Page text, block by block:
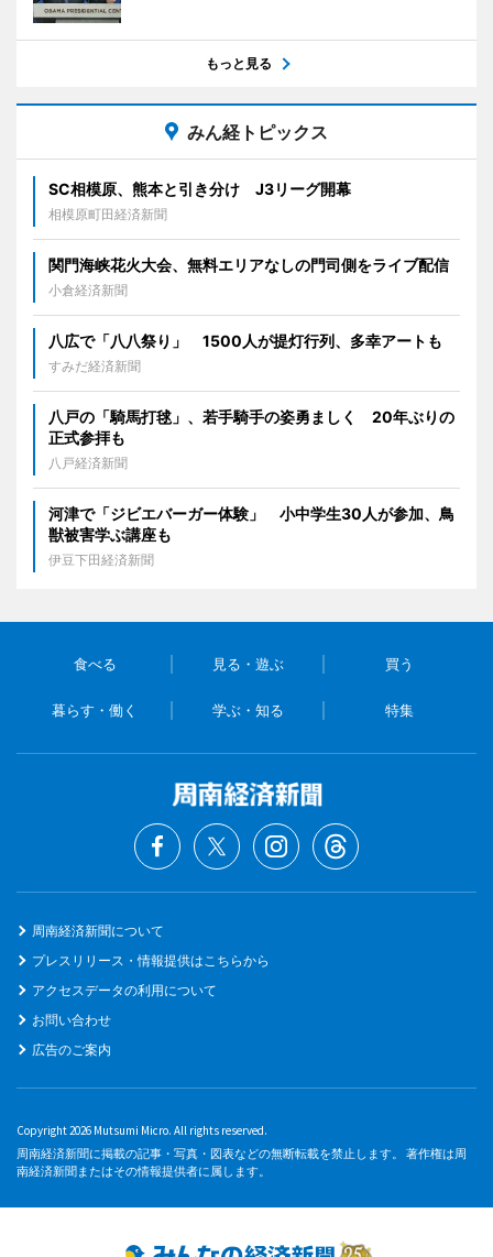
もっと見る
みん経トピックス
SC相模原、熊本と引き分け J3リーグ開幕
相模原町田経済新聞
関門海峡花火大会、無料エリアなしの門司側をライブ配信
小倉経済新聞
八広で「八八祭り」 1500人が提灯行列、多幸アートも
すみだ経済新聞
八戸の「騎馬打毬」、若手騎手の姿勇ましく 20年ぶりの
正式参拝も
八戸経済新聞
河津で「ジビエバーガー体験」 小中学生30人が参加、鳥
獣被害学ぶ講座も
伊豆下田経済新聞
食べる 見る・遊ぶ 買う
暮らす・働く 学ぶ・知る 特集
周南経済新聞について
プレスリリース・情報提供はこちらから
アクセスデータの利用について
お問い合わせ
広告のご案内
Copyright 2026 Mutsumi Micro. All rights reserved.
周南経済新聞に掲載の記事・写真・図表などの無断転載を禁止します。 著作権は周
南経済新聞またはその情報提供者に属します。